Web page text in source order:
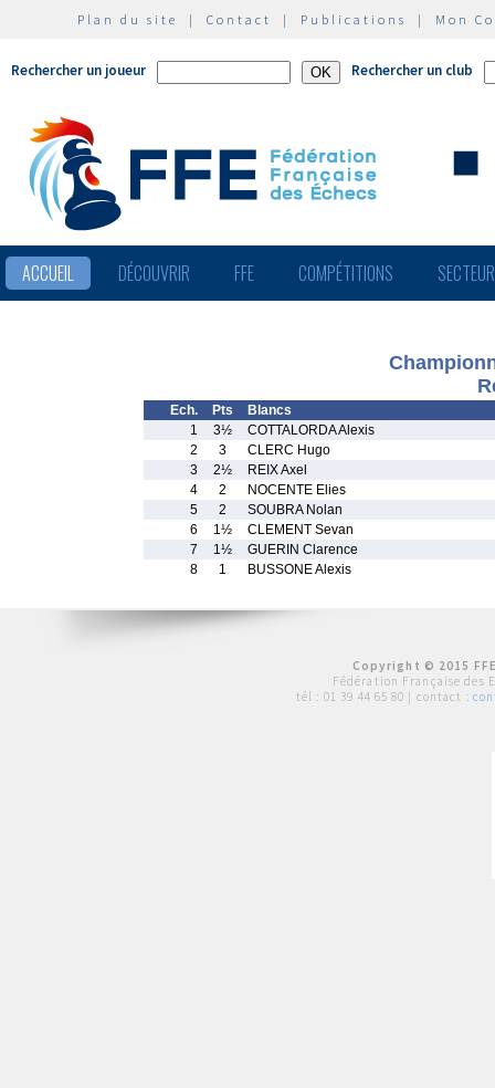
Plan du site | Contact | Publications | Mon
Rechercher un joueur Rechercher un club
ACCUEIL DÉCOUVRIR FFE COMPÉTITIONS
Ech. Pts
Blancs
1
3½
COTTALORDA Alexis
2
3
CLERC Hugo
3
2½
REIX Axel
4
2
NOCENTE Elies
5
2
SOUBRA Nolan
6
1½
CLEMENT Sevan
7
1½
GUERIN Clarence
8
1 BUSSONE Alexis
Copyright © 2015
Fédération Française des
tél : 01 39 44 65 80 | contact :